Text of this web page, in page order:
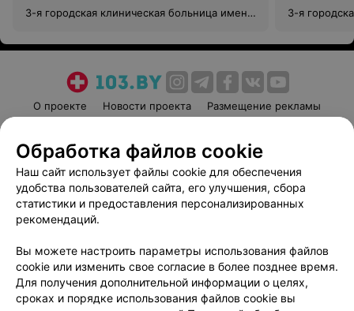
3-я городская клиническая больница имени
3-я
О проекте Новости проекта
Размещение рекламы
Пользовательское соглашение
Способы оплаты
Вакансии
Партнеры
Написать руководителю 103.by
Обработка персональных данных
Обработка файлов cookie
Наш сайт использует файлы cookie для обеспечения
удобства пользователей сайта, его улучшения, сбора
статистики и предоставления персонализированных
рекомендаций.
Вы можете настроить параметры использования файлов
cookie или изменить свое согласие в более позднее время.
Для получения дополнительной информации о целях,
сроках и порядке использования файлов cookie вы